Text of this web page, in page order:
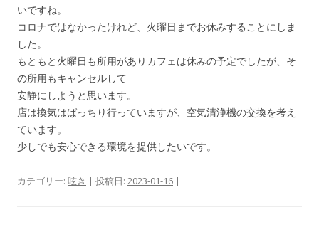
いですね。
コロナではなかったけれど、火曜日までお休みすることにしま
した。
もともと火曜日も所用がありカフェは休みの予定でしたが、そ
の所用もキャンセルして
安静にしようと思います。
店は換気はばっちり行っていますが、空気清浄機の交換を考え
ています。
少しでも安心できる環境を提供したいです。
カテゴリー: 呟き | 投稿日: 2023-01-16 |